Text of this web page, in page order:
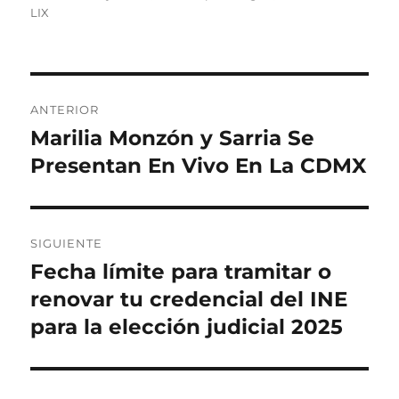
e
l
t
t
s
LIX
a
v
e
g
a
c
ANTERIOR
E
n
r
a
d
a
n
Marilia Monzón y Sarria Se
Presentan En Vivo En La CDMX
SIGUIENTE
E
n
t
a
Fecha límite para tramitar o
renovar tu credencial del INE
para la elección judicial 2025